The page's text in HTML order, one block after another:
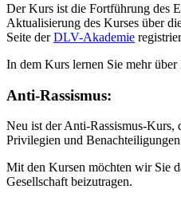
Der Kurs ist die Fortführung des
Aktualisierung des Kurses über
Seite derDLV-Akademie
In dem Kurs lernen Sie mehr
Anti-Rassismus:
Neu ist der Anti-Rassismus-Kurs,
Privilegien und
Mit den Kursen möchten wir Sie
Gesellschaft beizutragen.